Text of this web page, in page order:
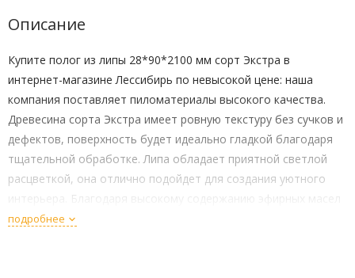
Описание
Купите полог из липы 28*90*2100 мм сорт Экстра в
интернет-магазине Лессибирь по невысокой цене: наша
компания поставляет пиломатериалы высокого качества.
Древесина сорта Экстра имеет ровную текстуру без сучков и
дефектов, поверхность будет идеально гладкой благодаря
тщательной обработке. Липа обладает приятной светлой
расцветкой, она отлично подойдет для создания уютного
интерьера. Благодаря высокому содержанию эфирных масел
в составе древесины при нагревании она дает сильный
подробнее